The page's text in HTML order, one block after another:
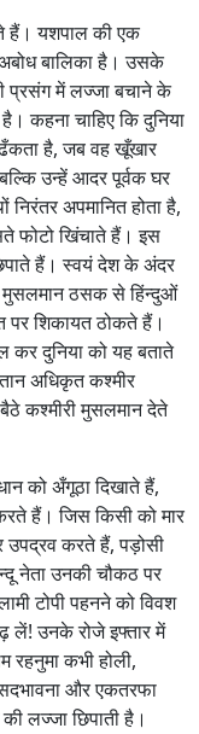
हैं। यशपाल की एक
बालिका है। उसके
प्रसंग में लज्जा बचाने के
कहना चाहिए कि दुनिया
है, जब वह खूँखार
उन्हें आदर पूर्वक घर
अपमानित होता है,
फोटो खिंचाते हैं। इस
हैं। स्वयं देश के अंदर
मुसलमान ठसक से हिंन्दुओं
पर शिकायत ठोकते हैं।
कर दुनिया को यह बताते
अधिकृत कश्मीर
बैठे कश्मीरी मुसलमान देते
को अँगूठा दिखाते हैं,
हैं। जिस किसी को मार
उपद्रव करते हैं, पड़ोसी
नेता उनकी चौकठ पर
टोपी पहनने को विवश
लें! उनके रोजे इफ्तार में
रहनुमा कभी होली,
और एकतरफा
लज्जा छिपाती है।